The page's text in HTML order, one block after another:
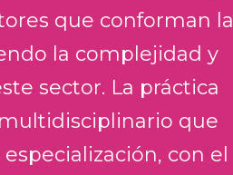
que conforman la
la complejidad y
sector. La práctica
que
con el